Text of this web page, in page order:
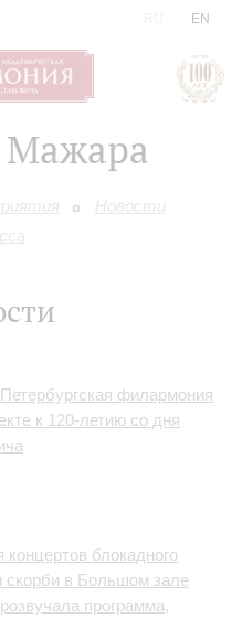
EN
Новости
филармония
к 120-летию со дня
блокадного
скорби в Большом зале
программа,